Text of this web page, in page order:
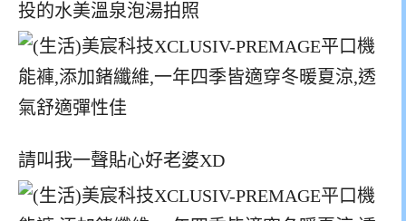
投的水美溫泉泡湯拍照
請叫我一聲貼心好老婆XD